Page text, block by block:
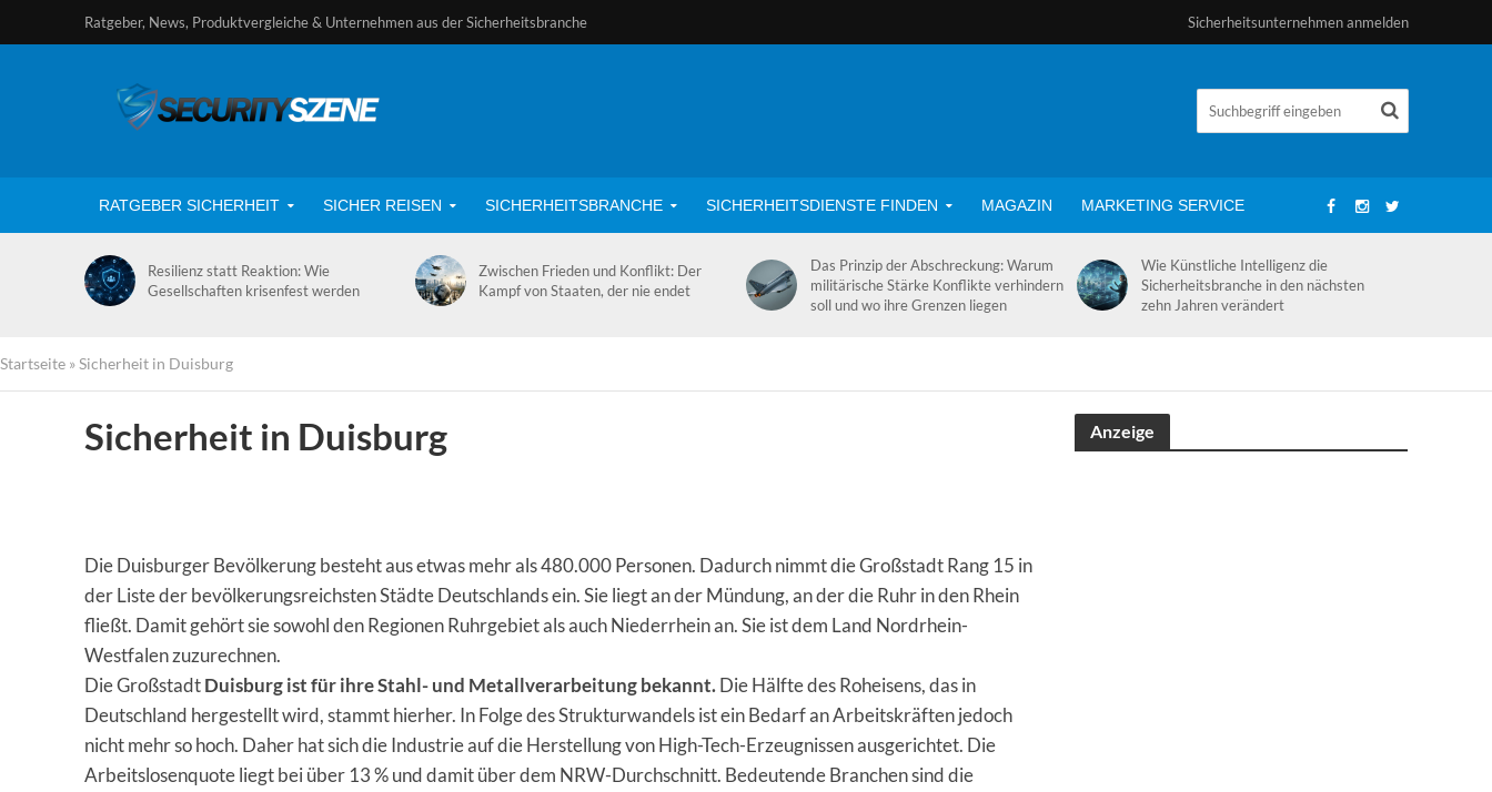
Ratgeber, News, Produktvergleiche & Unternehmen aus der Sicherheitsbranche Sicherheitsunternehmen anmelden
RATGEBER SICHERHEIT SICHER REISEN SICHERHEITSBRANCHE SICHERHEITSDIENSTE FINDEN MAGAZIN MARKETING SERVICE
Resilienz statt Reaktion: Wie
Gesellschaften krisenfest werden
Zwischen Frieden und Konflikt: Der
Kampf von Staaten, der nie endet
Das Prinzip der Abschreckung: Warum
militärische Stärke Konflikte verhindern
soll und wo ihre Grenzen liegen
Wie Künstliche Intelligenz die
Sicherheitsbranche in den nächsten
zehn Jahren verändert
Startseite »Sicherheit in Duisburg
Sicherheit in Duisburg
Die Duisburger Bevölkerung besteht aus etwas mehr als 480.000 Personen. Dadurch nimmt die Großstadt Rang 15 in
der Liste der bevölkerungsreichsten Städte Deutschlands ein. Sie liegt an der Mündung, an der die Ruhr in den Rhein
fließt. Damit gehört sie sowohl den Regionen Ruhrgebiet als auch Niederrhein an. Sie ist dem Land Nordrhein-
Westfalen zuzurechnen.
Die GroßstadtDuisburg ist für ihre Stahl- und Metallverarbeitung bekannt.Die Hälfte des Roheisens, das in
Deutschland hergestellt wird, stammt hierher. In Folge des Strukturwandels ist ein Bedarf an Arbeitskräften jedoch
nicht mehr so hoch. Daher hat sich die Industrie auf die Herstellung von High-Tech-Erzeugnissen ausgerichtet. Die
Arbeitslosenquote liegt bei über 13 % und damit über dem NRW-Durchschnitt. Bedeutende Branchen sind die
Anzeige